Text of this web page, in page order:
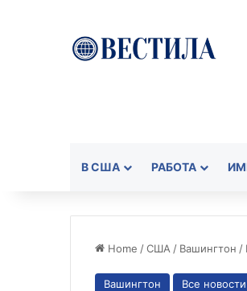
В США РАБОТА
Home /США / Вашингтон /
Вашингтон Все новости